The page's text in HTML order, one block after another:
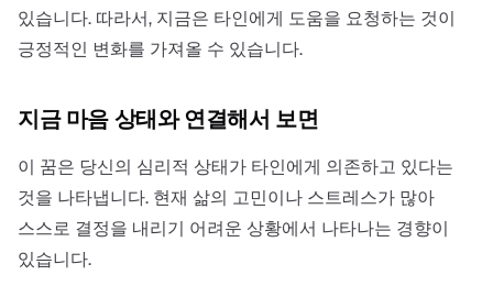
있습니다. 따라서, 지금은 타인에게 도움을 요청하는 것이
긍정적인 변화를 가져올 수 있습니다.
지금 마음 상태와 연결해서 보면
이 꿈은 당신의 심리적 상태가 타인에게 의존하고 있다는
것을 나타냅니다. 현재 삶의 고민이나 스트레스가 많아
스스로 결정을 내리기 어려운 상황에서 나타나는 경향이
있습니다.